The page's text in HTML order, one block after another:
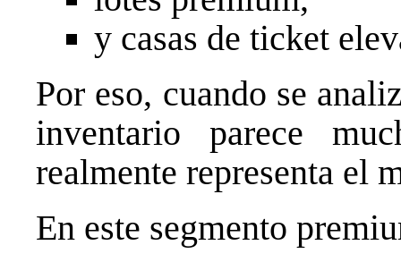
y casas de ticket
Por eso, cuando se
inventario parece
realmente representa el
En este segmento